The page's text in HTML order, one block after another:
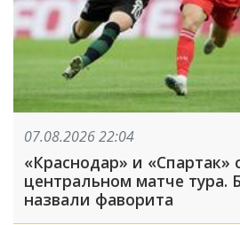
07.08.2026 22:04
«Краснодар» и «Спартак»
центральном матче тура.
назвали фаворита